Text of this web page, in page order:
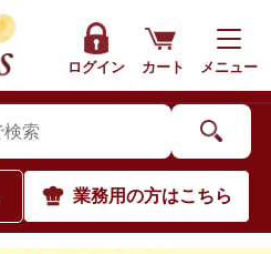
ログイン カート メニュー
業務用の方はこちら